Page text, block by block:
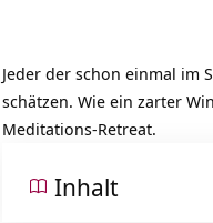
Jeder der schon einmal im
schätzen. Wie ein zarter
Meditations-Retreat.
Inhalt